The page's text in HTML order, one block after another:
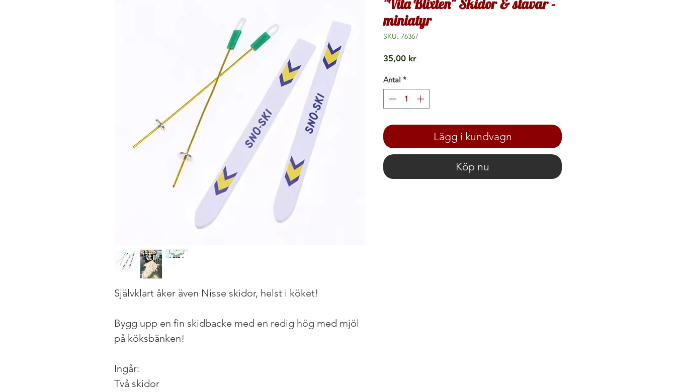
Självklart åker även Nisse skidor, helst i köket!
Bygg upp en fin skidbacke med en redig hög med mjöl
på köksbänken!
Ingår:
Två skidor
"Vita Blixten" Skidor & stavar -
miniatyr
SKU: 76367
35,00 krPris
Antal *
Lägg i kundvagn
Köp nu